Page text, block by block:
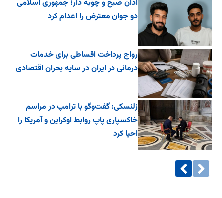
اذان صبح و چوبه دار؛ جمهوری اسلامی
دو جوان معترض را اعدام کرد
رواج پرداخت اقساطی برای خدمات
درمانی در ایران در سایه بحران اقتصادی
زلنسکی: گفت‌وگو با ترامپ در مراسم
خاکسپاری پاپ روابط اوکراین و آمریکا را
احیا کرد